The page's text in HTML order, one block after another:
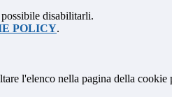
disabilitarli.
POLICY.
l'elenco nella pagina della cookie